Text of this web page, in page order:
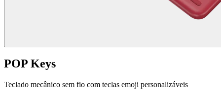
POP Keys
Teclado mecânico sem fio com teclas emoji personalizáveis